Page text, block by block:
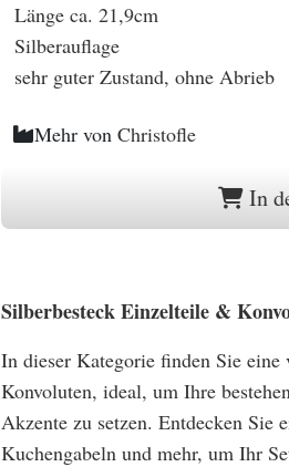
Länge ca. 21,9cm
Silberauflage
sehr guter Zustand, ohne Abrieb
Mehr von Christofle
In
Silberbesteck Einzelteile &
In dieser Kategorie finden Sie
Konvoluten, ideal, um Ihre
Akzente zu setzen. Entdecken Sie
Kuchengabeln und mehr, um Ihr